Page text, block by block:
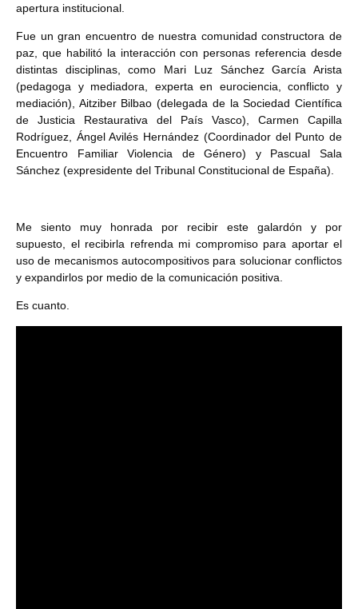
apertura institucional.
Fue un gran encuentro de nuestra comunidad constructora de
paz, que habilitó la interacción con personas referencia desde
distintas disciplinas, como Mari Luz Sánchez García Arista
(pedagoga y mediadora, experta en eurociencia, conflicto y
mediación), Aitziber Bilbao (delegada de la Sociedad Científica
de Justicia Restaurativa del País Vasco), Carmen Capilla
Rodríguez, Ángel Avilés Hernández (Coordinador del Punto de
Encuentro Familiar Violencia de Género) y Pascual Sala
Sánchez (expresidente del Tribunal Constitucional de España).
Me siento muy honrada por recibir este galardón y por
supuesto, el recibirla refrenda mi compromiso para aportar el
uso de mecanismos autocompositivos para solucionar conflictos
y expandirlos por medio de la comunicación positiva.
Es cuanto.